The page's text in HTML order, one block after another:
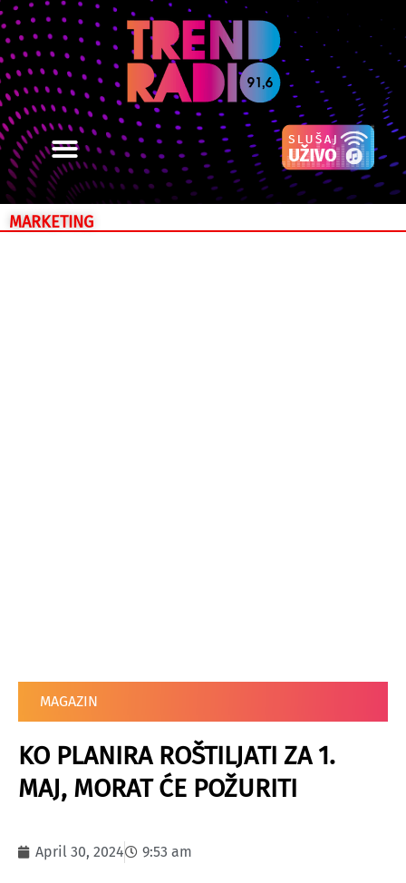
MARKETING
MAGAZIN
KO PLANIRA ROŠTILJATI ZA 1.
MAJ, MORAT ĆE POŽURITI
April 30, 2024 9:53 am